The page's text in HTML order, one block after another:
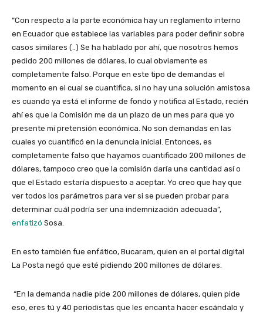
“Con respecto a la parte económica hay un reglamento interno
en Ecuador que establece las variables para poder definir sobre
casos similares (..) Se ha hablado por ahí, que nosotros hemos
pedido 200 millones de dólares, lo cual obviamente es
completamente falso. Porque en este tipo de demandas el
momento en el cual se cuantifica, si no hay una solución amistosa
es cuando ya está el informe de fondo y notifica al Estado, recién
ahí es que la Comisión me da un plazo de un mes para que yo
presente mi pretensión económica. No son demandas en las
cuales yo cuantificó en la denuncia inicial. Entonces, es
completamente falso que hayamos cuantificado 200 millones de
dólares, tampoco creo que la comisión daría una cantidad así o
que el Estado estaría dispuesto a aceptar. Yo creo que hay que
ver todos los parámetros para ver si se pueden probar para
determinar cuál podría ser una indemnización adecuada”,
enfatizó Sosa.
En esto también fue enfático, Bucaram, quien en el portal digital
La Posta negó que esté pidiendo 200 millones de dólares.
“En la demanda nadie pide 200 millones de dólares, quien pide
eso, eres tú y 40 periodistas que les encanta hacer escándalo y